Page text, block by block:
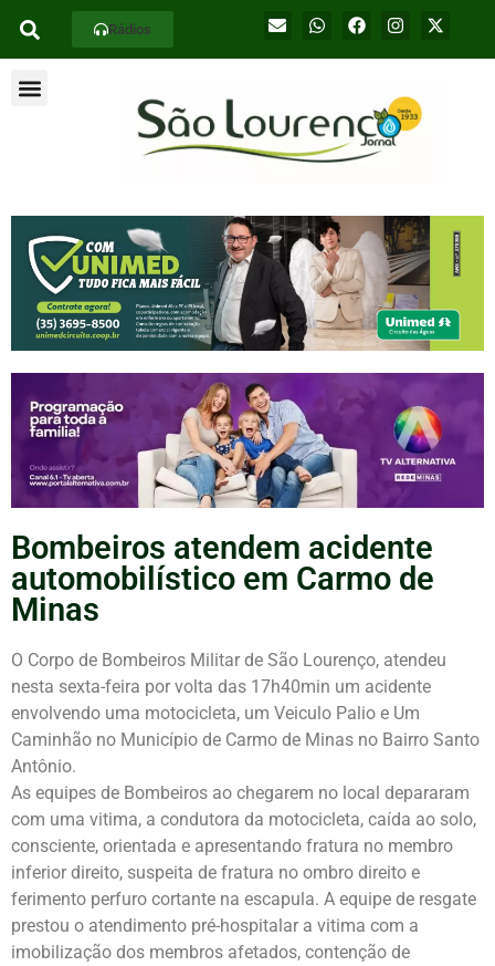
Rádios
Bombeiros atendem acidente
automobilístico em Carmo de
Minas
O Corpo de Bombeiros Militar de São Lourenço, atendeu
nesta sexta-feira por volta das 17h40min um acidente
envolvendo uma motocicleta, um Veiculo Palio e Um
Caminhão no Município de Carmo de Minas no Bairro Santo
Antônio.
As equipes de Bombeiros ao chegarem no local depararam
com uma vitima, a condutora da motocicleta, caída ao solo,
consciente, orientada e apresentando fratura no membro
inferior direito, suspeita de fratura no ombro direito e
ferimento perfuro cortante na escapula. A equipe de resgate
prestou o atendimento pré-hospitalar a vitima com a
imobilização dos membros afetados, contenção de